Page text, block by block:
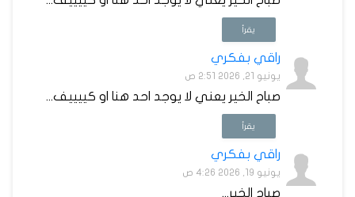
يقرأ
راقي بفكري
يونيو 21, 2026 2:51 ص
صباح الخير يعني لا يوجد احد هنا او كييييف...
يقرأ
راقي بفكري
يونيو 19, 2026 4:26 ص
صباح الخير...